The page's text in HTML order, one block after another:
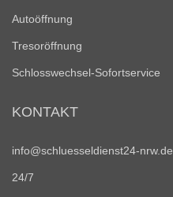
Autoöffnung
Tresoröffnung
Schlosswechsel-Sofortservice
KONTAKT
info@schluesseldienst24-nrw.de
24/7